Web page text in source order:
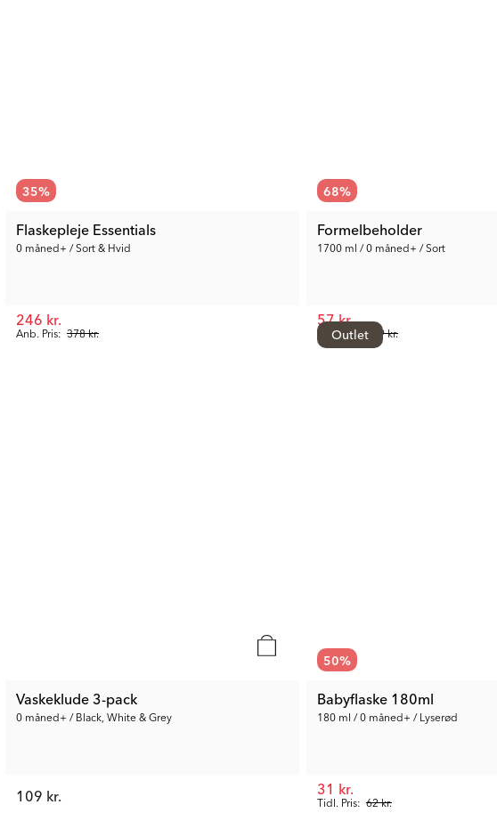
35%
Flaskepleje Essentials
0 måned+ / Sort & Hvid
Anb. Pris: 378 kr.
246 kr.
68%
Formelbeholder
1700 ml / 0 måned+ / Sort
Tidl. Pris: 179 kr.
57 kr.
Vaskeklude 3-pack
0 måned+ / Black, White & Grey
109 kr.
Outlet
50%
Babyflaske 180ml
180 ml / 0 måned+ / Lyserød
Tidl. Pris: 62 kr.
31 kr.